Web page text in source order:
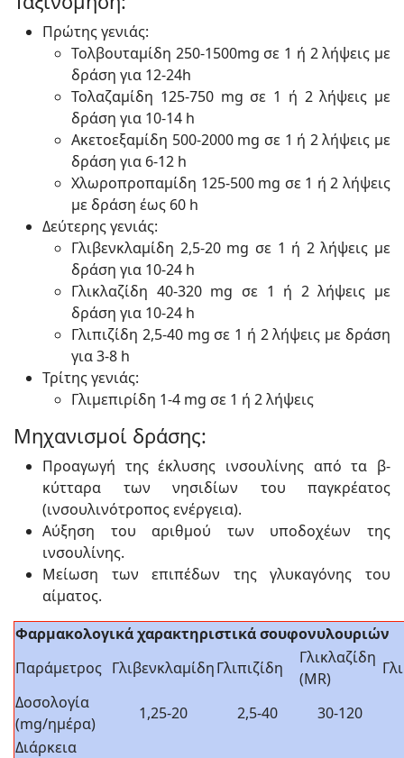
Πρώτης γενιάς:
Τολβουταμίδη 250-1500mg σε 1 ή 2 λήψεις με
δράση για 12-24h
Τολαζαμίδη 125-750 mg σε 1 ή 2 λήψεις με
δράση για 10-14 h
Ακετοεξαμίδη 500-2000 mg σε 1 ή 2 λήψεις με
δράση για 6-12 h
Χλωροπροπαμίδη 125-500 mg σε 1 ή 2 λήψεις
με δράση έως 60 h
Δεύτερης γενιάς:
Γλιβενκλαμίδη 2,5-20 mg σε 1 ή 2 λήψεις με
δράση για 10-24 h
Γλικλαζίδη 40-320 mg σε 1 ή 2 λήψεις με
δράση για 10-24 h
Γλιπιζίδη 2,5-40 mg σε 1 ή 2 λήψεις με δράση
για 3-8 h
Τρίτης γενιάς:
Γλιμεπιρίδη 1-4 mg σε 1 ή 2 λήψεις
Μηχανισμοί δράσης:
Προαγωγή της έκλυσης ινσουλίνης από τα β-
κύτταρα των νησιδίων του παγκρέατος
(ινσουλινότροπος ενέργεια).
Αύξηση του αριθμού των υποδοχέων της
ινσουλίνης.
Μείωση των επιπέδων της γλυκαγόνης του
αίματος.
Φαρμακολογικά χαρακτηριστικά σουφονυλουριών
Παράμετρος ΓλιβενκλαμίδηΓλιπιζίδη
Γλικλαζίδη
(MR)
Δοσολογία
(mg/ημέρα)
1,25-20 2,5-40
30-120
Διάρκεια